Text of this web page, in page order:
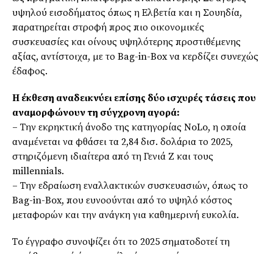
υψηλού εισοδήματος όπως η Ελβετία και η Σουηδία,
παρατηρείται στροφή προς πιο οικονομικές
συσκευασίες και οίνους υψηλότερης προστιθέμενης
αξίας, αντίστοιχα, με το Bag-in-Box να κερδίζει συνεχώς
έδαφος.
Η έκθεση αναδεικνύει επίσης δύο ισχυρές τάσεις που
αναμορφώνουν τη σύγχρονη αγορά:
– Την εκρηκτική άνοδο της κατηγορίας NoLo, η οποία
αναμένεται να φθάσει τα 2,84 δισ. δολάρια το 2025,
στηριζόμενη ιδιαίτερα από τη Γενιά Ζ και τους
millennials.
– Την εδραίωση εναλλακτικών συσκευασιών, όπως το
Bag-in-Box, που ευνοούνται από το υψηλό κόστος
μεταφορών και την ανάγκη για καθημερινή ευκολία.
Τo έγγραφο συνοψίζει ότι το 2025 σηματοδοτεί τη